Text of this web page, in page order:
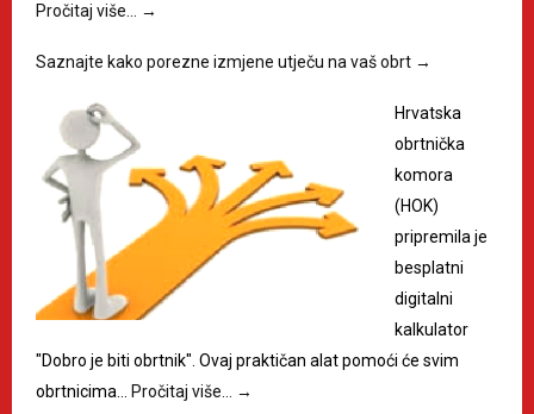
Pročitaj više… →
Saznajte kako porezne izmjene utječu na vaš obrt →
Hrvatska
obrtnička
komora
(HOK)
pripremila je
besplatni
digitalni
kalkulator
"Dobro je biti obrtnik". Ovaj praktičan alat pomoći će svim
obrtnicima… Pročitaj više… →